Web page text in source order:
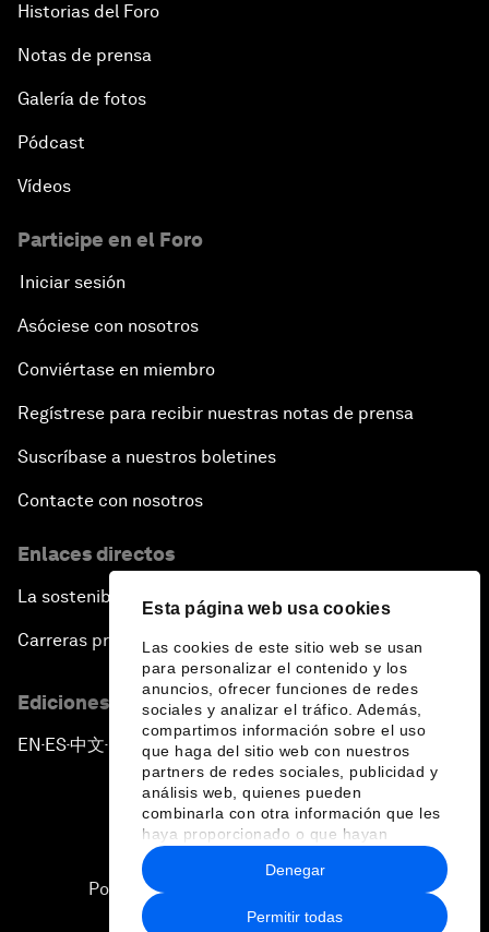
Esta página web usa cookies
Las cookies de este sitio web se usan
para personalizar el contenido y los
anuncios, ofrecer funciones de redes
sociales y analizar el tráfico. Además,
compartimos información sobre el uso
que haga del sitio web con nuestros
partners de redes sociales, publicidad y
análisis web, quienes pueden
combinarla con otra información que les
haya proporcionado o que hayan
recopilado a partir del uso que haya
hecho de sus servicios.
Permitir todas
Denegar
Historias del Foro
Notas de prensa
Galería de fotos
Pódcast
Vídeos
Participe en el Foro
Iniciar sesión
Asóciese con nosotros
Conviértase en miembro
Regístrese para recibir nuestras notas de prensa
Suscríbase a nuestros boletines
Contacte con nosotros
Enlaces directos
La sostenibilidad en el Foro
Carreras profesionales
Ediciones en otros idiomas
EN ▪ES▪中文▪ 日本語
Política de privacidad y normas de uso